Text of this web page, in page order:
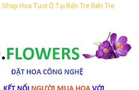
Shop Hoa Tươi Ở Tại Bến Tre Bến Tre